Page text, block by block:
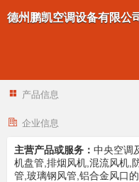
德州鹏凯空调设备有限公
产品信息
企业信息
主营产品或服务： 中央空调
机盘管,排烟风机,混流风机,
管,玻璃钢风管,铝合金风口